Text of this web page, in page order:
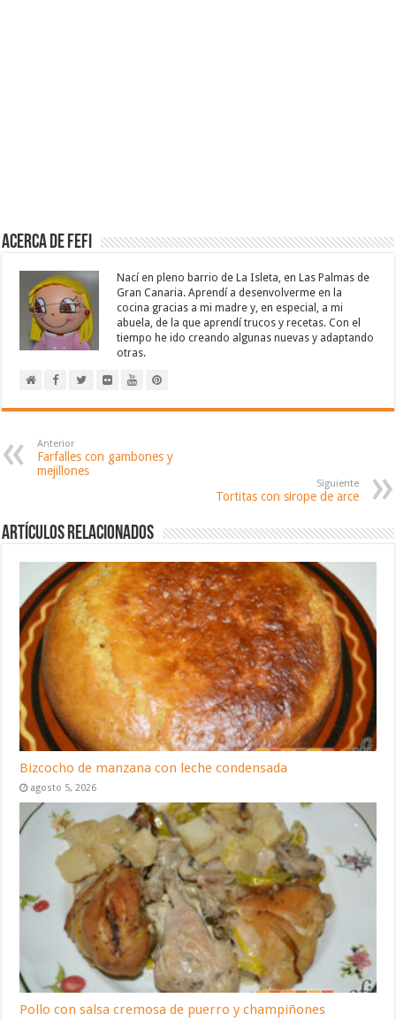
Acerca de Fefi
Nací en pleno barrio de La Isleta, en Las Palmas de
Gran Canaria. Aprendí a desenvolverme en la
cocina gracias a mi madre y, en especial, a mi
abuela, de la que aprendí trucos y recetas. Con el
tiempo he ido creando algunas nuevas y adaptando
otras.
Anterior
Farfalles con gambones y
mejillones
Siguiente
Tortitas con sirope de arce
Artículos relacionados
Bizcocho de manzana con leche condensada
agosto 5, 2026
Pollo con salsa cremosa de puerro y champiñones